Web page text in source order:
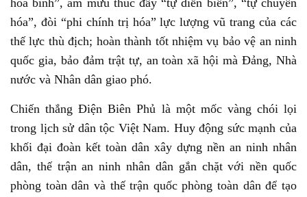
hòa bình”, âm mưu thúc đẩy “tự diễn biến”, “tự chuyển
hóa”, đòi “phi chính trị hóa” lực lượng vũ trang của các
thế lực thù địch; hoàn thành tốt nhiệm vụ bảo vệ an ninh
quốc gia, bảo đảm trật tự, an toàn xã hội mà Đảng, Nhà
nước và Nhân dân giao phó.
Chiến thắng Điện Biên Phủ là một mốc vàng chói lọi
trong lịch sử dân tộc Việt Nam. Huy động sức mạnh của
khối đại đoàn kết toàn dân xây dựng nền an ninh nhân
dân, thế trận an ninh nhân dân gắn chặt với nền quốc
phòng toàn dân và thế trận quốc phòng toàn dân để tạo